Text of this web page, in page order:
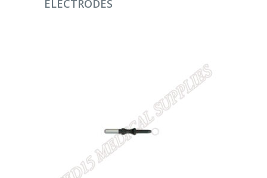
ELECTRODES